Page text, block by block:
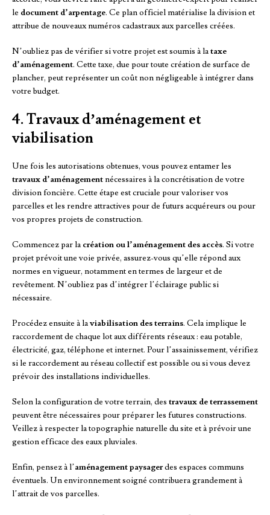
le document d’arpentage. Ce plan officiel matérialise la division et
attribue de nouveaux numéros cadastraux aux parcelles créées.
N’oubliez pas de vérifier si votre projet est soumis à lataxe
d’aménagement. Cette taxe, due pour toute création de surface de
plancher, peut représenter un coût non négligeable à intégrer dans
votre budget.
4. Travaux d’aménagement et
viabilisation
Une fois les autorisations obtenues, vous pouvez entamer les
travaux d’aménagementnécessaires à la concrétisation de votre
division foncière. Cette étape est cruciale pour valoriser vos
parcelles et les rendre attractives pour de futurs acquéreurs ou pour
vos propres projets de construction.
Commencez par la création ou l’aménagement des accès. Si votre
projet prévoit une voie privée, assurez-vous qu’elle répond aux
normes en vigueur, notamment en termes de largeur et de
revêtement. N’oubliez pas d’intégrer l’éclairage public si
nécessaire.
Procédez ensuite à laviabilisation des terrains. Cela implique le
raccordement de chaque lot aux différents réseaux : eau potable,
électricité, gaz, téléphone et internet. Pour l’assainissement, vérifiez
si le raccordement au réseau collectif est possible ou si vous devez
prévoir des installations individuelles.
Selon la configuration de votre terrain, des travaux de terrassement
peuvent être nécessaires pour préparer les futures constructions.
Veillez à respecter la topographie naturelle du site et à prévoir une
gestion efficace des eaux pluviales.
Enfin, pensez à l’aménagement paysagerdes espaces communs
éventuels. Un environnement soigné contribuera grandement à
l’attrait de vos parcelles.